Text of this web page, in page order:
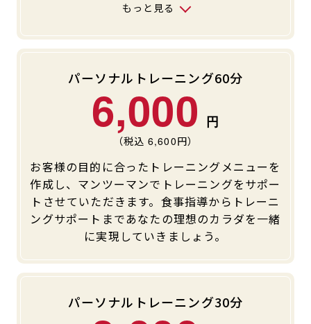
もっと見る
パーソナルトレーニング60分
6,000
（税込 6,600円）
お客様の目的に合ったトレーニングメニューを
作成し、マンツーマンでトレーニングをサポー
トさせていただきます。食事指導からトレーニ
ングサポートまであなたの理想のカラダを一緒
に実現していきましょう。
パーソナルトレーニング30分